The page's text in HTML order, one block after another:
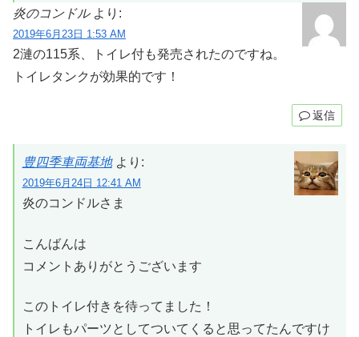
炎のコンドル より:
2019年6月23日 1:53 AM
2漣の115系、トイレ付も発売されたのですね。
トイレタンクが効果的です！
返信
豊四季車両基地 より:
2019年6月24日 12:41 AM
炎のコンドルさま
こんばんは
コメントありがとうございます
このトイレ付きを待ってました！
トイレもパーツとしてついてくると思ってたんですけ